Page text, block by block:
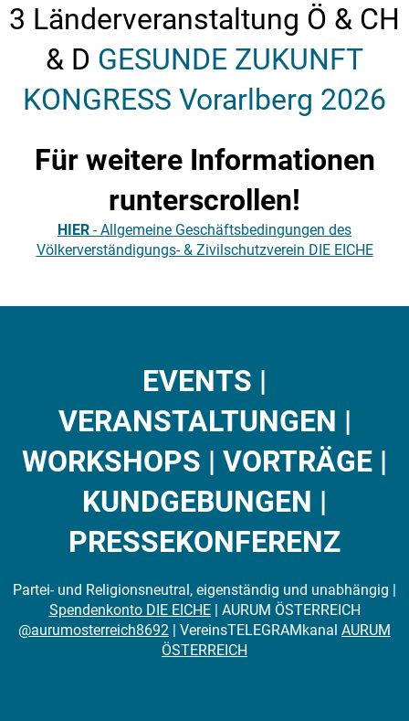
3 Länderveranstaltung Ö & CH
& D GESUNDE ZUKUNFT
KONGRESS Vorarlberg 2026
Für weitere Informationen
runterscrollen!
HIER - Allgemeine Geschäftsbedingungen des
Völkerverständigungs- & Zivilschutzverein DIE EICHE
EVENTS |
VERANSTALTUNGEN |
WORKSHOPS | VORTRÄGE |
KUNDGEBUNGEN |
PRESSEKONFERENZ
Partei- und Religionsneutral, eigenständig und unabhängig |
Spendenkonto DIE EICHE| AURUM ÖSTERREICH
@aurumosterreich8692 | VereinsTELEGRAMkanal AURUM
ÖSTERREICH